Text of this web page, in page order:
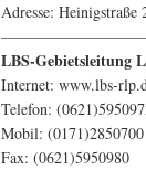
Adresse:
LBS-Gebietsleitung
Internet: www.lbs-
Telefon:
Mobil: (0171)2850700
Fax: (0621)5950980